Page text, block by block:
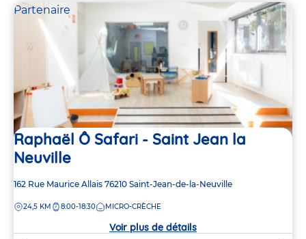
Partenaire
Raphaël Ô Safari - Saint Jean la
Neuville
Adresse
la
162 Rue Maurice Allais 76210 Saint-Jean-de-la-Neuville
DISTANCE
24,5 KM 8:00-18:30 MICRO-CRÈCHE
Voir plus de détails